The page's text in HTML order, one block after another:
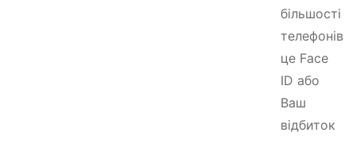
більшості
телефонів
це Face
ID або
Ваш
відбиток